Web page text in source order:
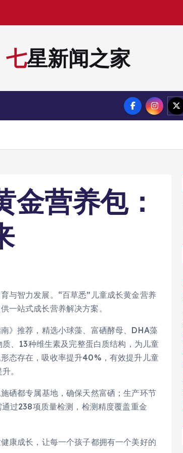
七星新闻之家
金营养包：
与智力发展。“百草悉”儿童成长黄金营养
一站式成长营养解决方案。
》推荐，精选小球藻、富硒酵母、DHA藻
、13种维生素及完整蛋白质结构，为儿童
态存在，吸收率提升40%，有效提升儿童
。
硒都专属基地，确保天然富硒；生产环节
过238项质量检测，检测精度覆盖重金
康成长，让每一个孩子都拥有一个美好的